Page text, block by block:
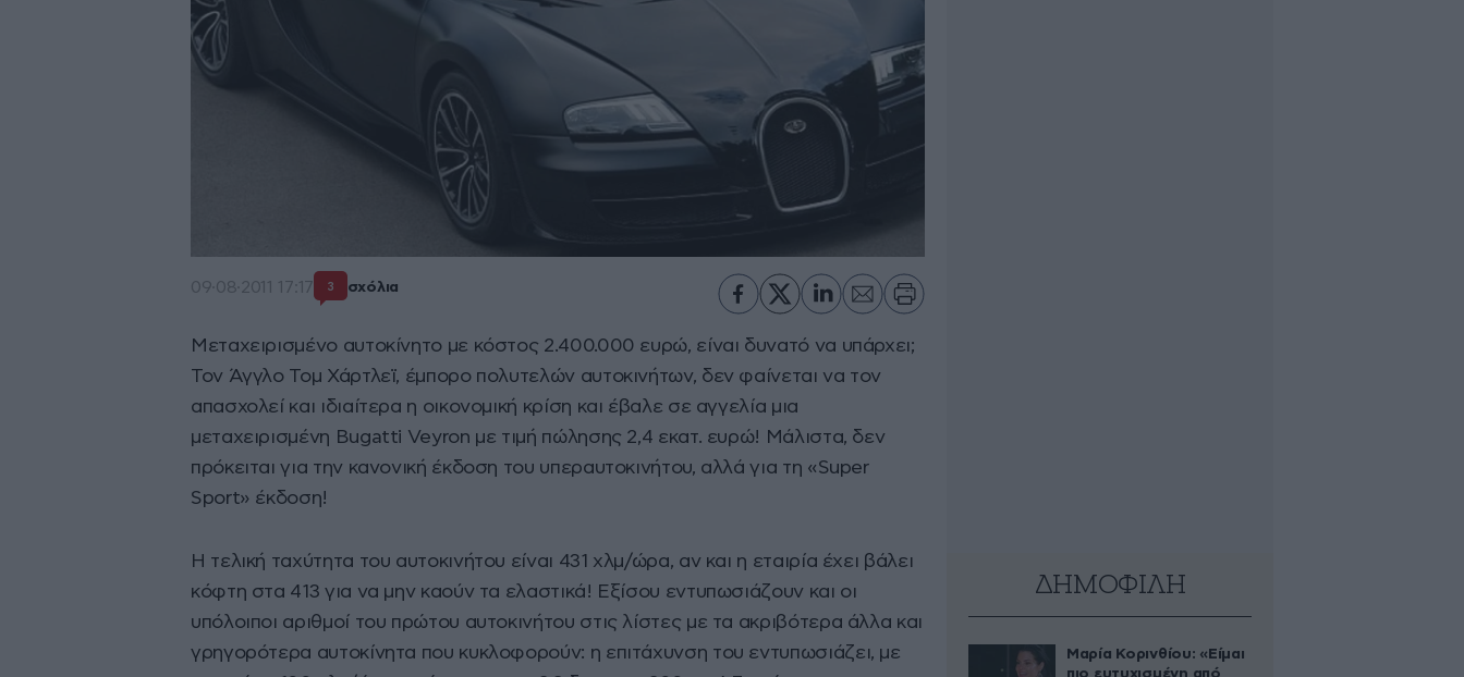
09·08·2011 17:17 3 σχόλια
Μεταχειρισμένο αυτοκίνητο με κόστος 2.400.000 ευρώ, είναι δυνατό να υπάρχει;
Τον Άγγλο Τομ Χάρτλεϊ, έμπορο πολυτελών αυτοκινήτων, δεν φαίνεται να τον
απασχολεί και ιδιαίτερα η οικονομική κρίση και έβαλε σε αγγελία μια
μεταχειρισμένη Bugatti Veyron με τιμή πώλησης 2,4 εκατ. ευρώ! Μάλιστα, δεν
πρόκειται για την κανονική έκδοση του υπεραυτοκινήτου, αλλά για τη «Super
Sport» έκδοση!
Η τελική ταχύτητα του αυτοκινήτου είναι 431 χλμ/ώρα, αν και η εταιρία έχει βάλει
κόφτη στα 413 για να μην καούν τα ελαστικά! Εξίσου εντυπωσιάζουν και οι
υπόλοιποι αριθμοί του πρώτου αυτοκινήτου στις λίστες με τα ακριβότερα άλλα και
γρηγορότερα αυτοκίνητα που κυκλοφορούν: η επιτάχυνση του εντυπωσιάζει, με
ΔΗΜΟΦΙΛΗ
Μαρία Κορινθίου: «Είμαι
πιο ευτυχισμένη από